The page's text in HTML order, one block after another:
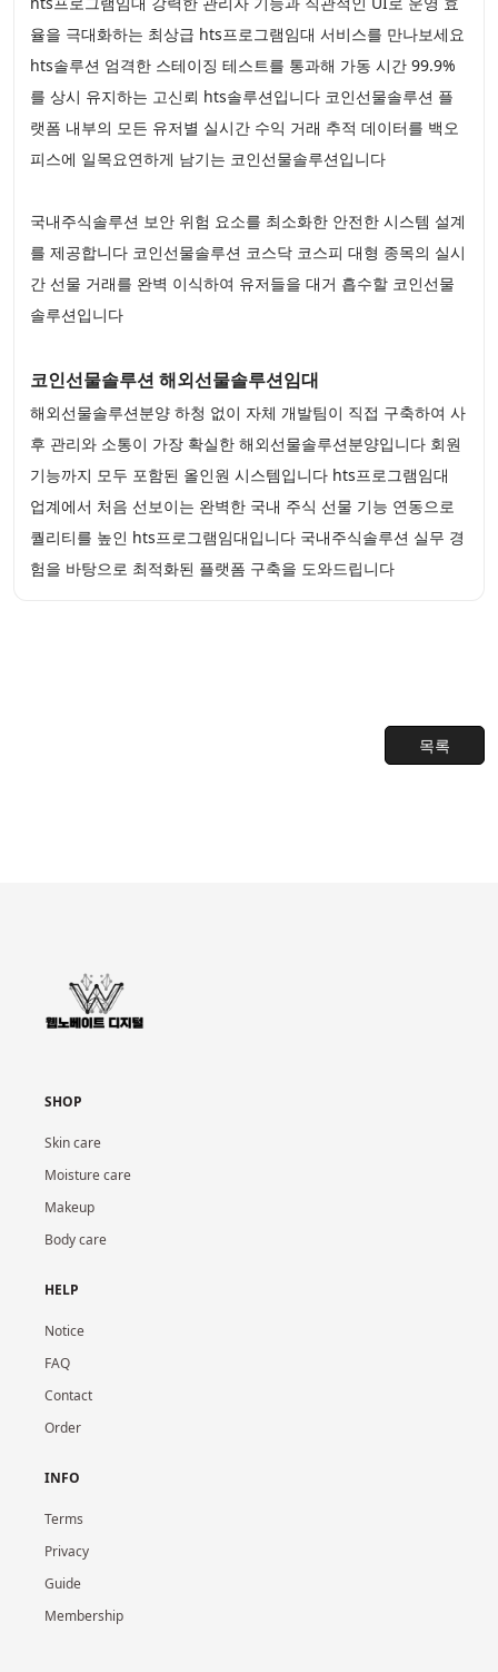
율을 극대화하는 최상급 hts프로그램임대 서비스를 만나보세요
hts솔루션 엄격한 스테이징 테스트를 통과해 가동 시간 99.9%
를 상시 유지하는 고신뢰 hts솔루션입니다 코인선물솔루션 플
랫폼 내부의 모든 유저별 실시간 수익 거래 추적 데이터를 백오
피스에 일목요연하게 남기는 코인선물솔루션입니다
국내주식솔루션 보안 위험 요소를 최소화한 안전한 시스템 설계
를 제공합니다 코인선물솔루션 코스닥 코스피 대형 종목의 실시
간 선물 거래를 완벽 이식하여 유저들을 대거 흡수할 코인선물
솔루션입니다
코인선물솔루션 해외선물솔루션임대
해외선물솔루션분양 하청 없이 자체 개발팀이 직접 구축하여 사
후 관리와 소통이 가장 확실한 해외선물솔루션분양입니다 회원
기능까지 모두 포함된 올인원 시스템입니다 hts프로그램임대
업계에서 처음 선보이는 완벽한 국내 주식 선물 기능 연동으로
퀄리티를 높인 hts프로그램임대입니다 국내주식솔루션 실무 경
험을 바탕으로 최적화된 플랫폼 구축을 도와드립니다
목록
SHOP
Skin care
Moisture care
Makeup
Body care
HELP
Notice
FAQ
Contact
Order
INFO
Terms
Privacy
Guide
Membership